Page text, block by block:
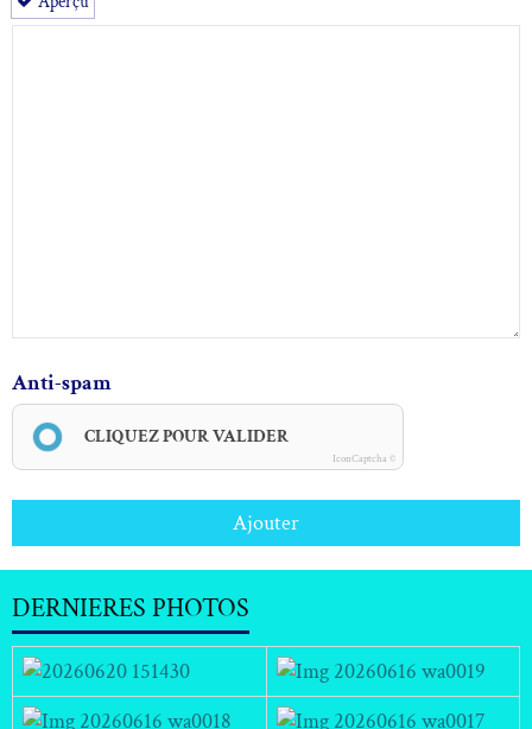
Anti-spam
CLIQUEZ POUR VALIDER
IconCaptcha ©
Ajouter
DERNIERES PHOTOS